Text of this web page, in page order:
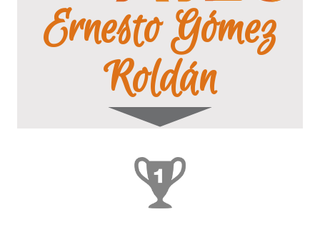
Ernesto Gómez
Roldán